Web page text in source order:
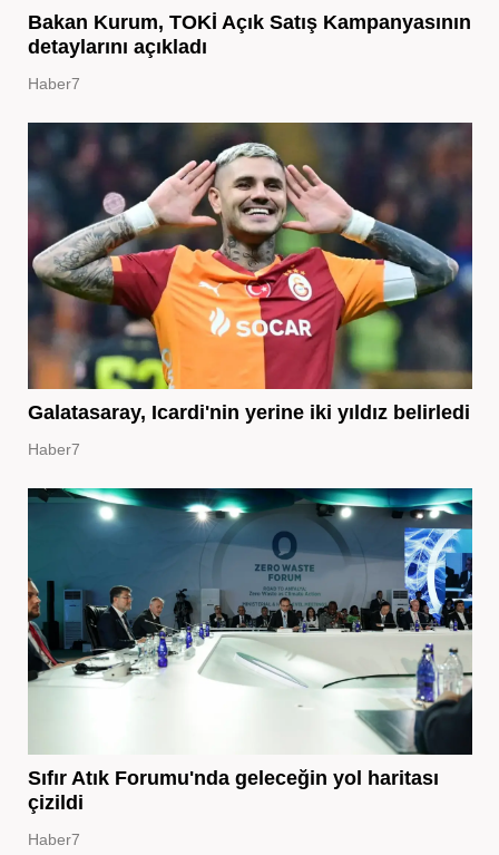
Bakan Kurum, TOKİ Açık Satış Kampanyasının
detaylarını açıkladı
Haber7
Galatasaray, Icardi'nin yerine iki yıldız belirledi
Haber7
Sıfır Atık Forumu'nda geleceğin yol haritası
çizildi
Haber7